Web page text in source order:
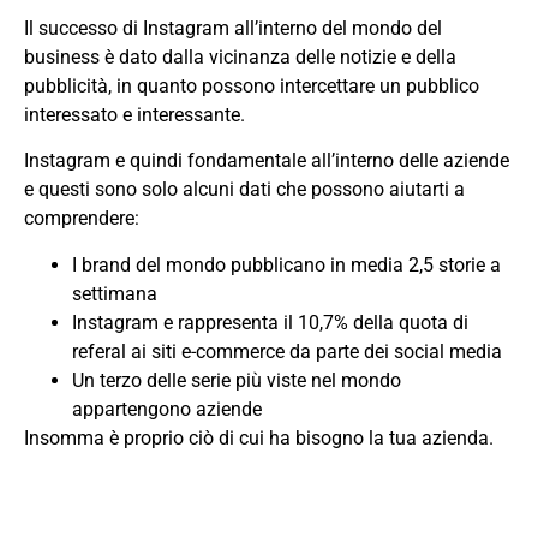
Il successo di Instagram all’interno del mondo del
business è dato dalla vicinanza delle notizie e della
pubblicità, in quanto possono intercettare un pubblico
interessato e interessante.
Instagram e quindi fondamentale all’interno delle aziende
e questi sono solo alcuni dati che possono aiutarti a
comprendere:
I brand del mondo pubblicano in media 2,5 storie a
settimana
Instagram e rappresenta il 10,7% della quota di
referal ai siti e-commerce da parte dei social media
Un terzo delle serie più viste nel mondo
appartengono aziende
Insomma è proprio ciò di cui ha bisogno la tua azienda.